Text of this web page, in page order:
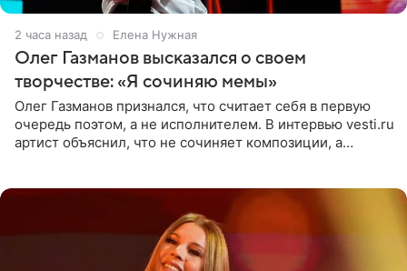
2 часа назад Елена Нужная
Олег Газманов высказался о своем
творчестве: «Я сочиняю мемы»
Олег Газманов признался, что считает себя в первую
очередь поэтом, а не исполнителем. В интервью vesti.ru
артист объяснил, что не сочиняет композиции, а